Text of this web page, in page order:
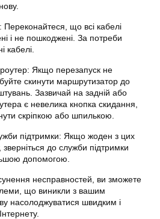
Переконайтеся, що всі кабелі
і не пошкоджені. За потреби
кабелі.
Якщо перезапуск не
скинути маршрутизатор до
Зазвичай на задній або
є невелика кнопка скидання,
скріпкою або шпилькою.
підтримки: Якщо жоден з цих
зверніться до служби підтримки
допомогою.
несправностей, ви зможете
що виникли з вашим
насолоджуватися швидким і